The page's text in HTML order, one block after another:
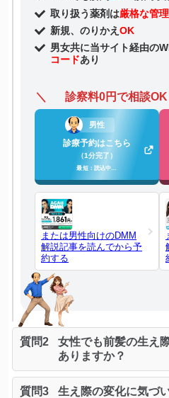
取り扱う薬剤は厳格な管
新規、のりかえ OK
男女共に当サイト経由の
コードあり
診察料0円で相談
男性
診療予約はこちら
（1分完了）
最短：読込中…
または男性向けのDMM
解説記事を読んでから予
約する
質問2
女性でも前髪の生え
ありますか？
質問3
生え際の変化に気づ